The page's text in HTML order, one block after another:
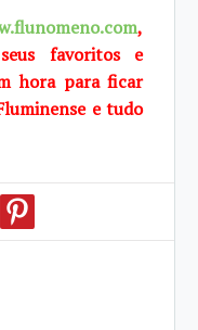
,
favoritos e
hora para ficar
e tudo